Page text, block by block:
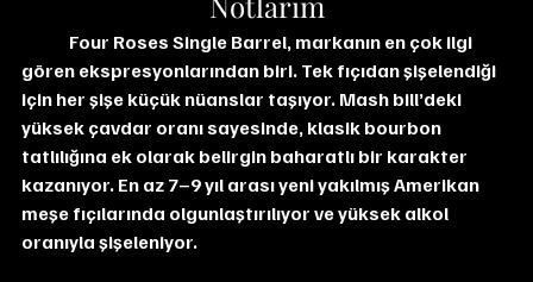
gören ekspresyonlarından biri. Tek fıçıdan şişelendiği
için her şişe küçük nüanslar taşıyor. Mash bill’deki
yüksek çavdar oranı sayesinde, klasik bourbon
tatlılığına ek olarak belirgin baharatlı bir karakter
kazanıyor. En az 7–9 yıl arası yeni yakılmış Amerikan
meşe fıçılarında olgunlaştırılıyor ve yüksek alkol
oranıyla şişeleniyor.